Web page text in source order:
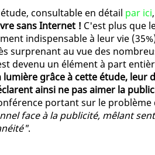
consultable en détail par ici
sans Internet ! C'est plus que
indispensable à leur vie
surprenant au vue des
devenu un élément à part
lumière grâce à cette étude,
ainsi ne pas aimer la
portant sur le problème
face à la publicité, mêlant
.